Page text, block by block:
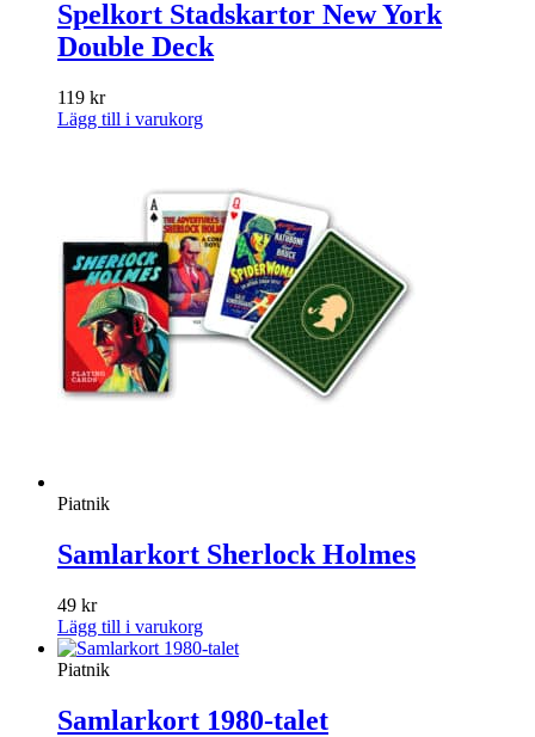
Spelkort Stadskartor New York
Double Deck
119 kr
Lägg till i varukorg
Piatnik
Samlarkort Sherlock Holmes
49 kr
Lägg till i varukorg
Piatnik
Samlarkort 1980-talet